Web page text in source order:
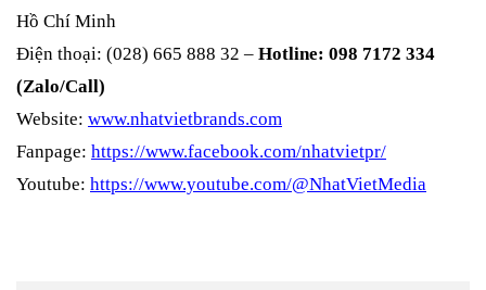
Hồ Chí Minh
Điện thoại: (028) 665 888 32 – Hotline: 098 7172 334
(Zalo/Call)
Website: www.nhatvietbrands.com
Fanpage: https://www.facebook.com/nhatvietpr/
Youtube: https://www.youtube.com/@NhatVietMedia